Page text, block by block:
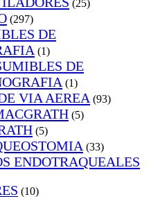
(25)
(297)
DE
(1)
DE
(1)
VIA AEREA (93)
(5)
(5)
(33)
ENDOTRAQUEALES
(10)